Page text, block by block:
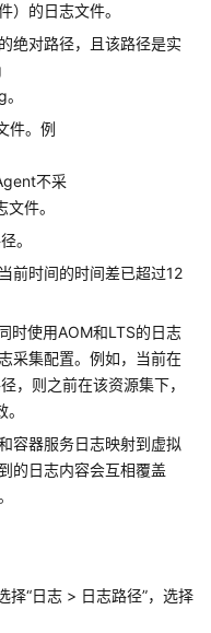
）的日志文件。
绝对路径，且该路径是实
件。例
不采
件。
。
前时间的时间差已超过12
时使用AOM和LTS的日志
采集配置。例如，当前在
，则之前在该资源集下，
容器服务日志映射到虚拟
的日志内容会互相覆盖
择“日志 > 日志路径”，选择